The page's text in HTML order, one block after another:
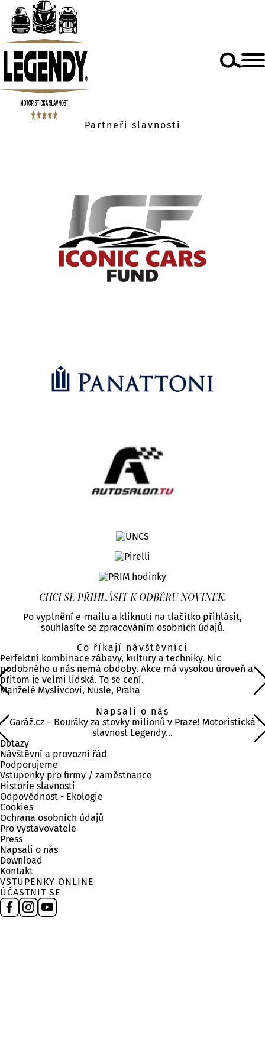
Partneři slavnosti
CHCI SE PŘIHLÁSIT K ODBĚRU NOVINEK.
Po vyplnění e-mailu a kliknutí na tlačítko přihlásit,
souhlasíte se zpracováním osobních údajů.
Co říkají návštěvníci
Perfektní kombinace zábavy, kultury a techniky. Nic
podobného u nás nemá obdoby. Akce má vysokou úroveň a
přitom je velmi lidská. To se cení.
Manželé Myslivcovi, Nusle, Praha
Napsali o nás
Garáž.cz – Bouráky za stovky milionů v Praze! Motoristická
slavnost Legendy…
Dotazy
Návštěvní a provozní řád
Podporujeme
Vstupenky pro firmy / zaměstnance
Historie slavnosti
Odpovědnost - Ekologie
Cookies
Ochrana osobních údajů
Pro vystavovatele
Press
Napsali o nás
Download
Kontakt
VSTUPENKY ONLINE
ÚČASTNIT SE